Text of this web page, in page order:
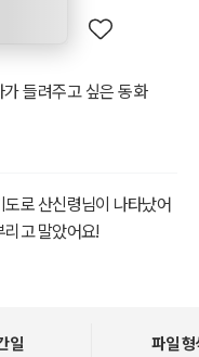
가 들려주고 싶은 동화
로 산신령님이 나타났어
고 말았어요!
일
파일 형